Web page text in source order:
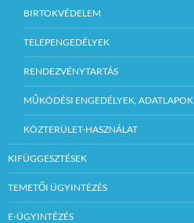
BIRTOKVÉDELEM
TELEPENGEDÉLYEK
RENDEZVÉNYTARTÁS
MŰKÖDÉSI ENGEDÉLYEK, ADATLAPOK
KÖZTERÜLET-HASZNÁLAT
KIFÜGGESZTÉSEK
TEMETŐI ÜGYINTÉZÉS
E-ÜGYINTÉZÉS